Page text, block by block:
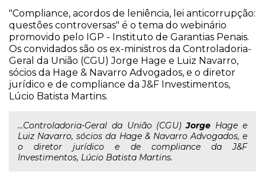
"Compliance, acordos de leniência, lei anticorrupção:
questões controversas" é o tema do webinário
promovido pelo IGP - Instituto de Garantias Penais.
Os convidados são os ex-ministros da Controladoria-
Geral da União (CGU) Jorge Hage e Luiz Navarro,
sócios da Hage & Navarro Advogados, e o diretor
jurídico e de compliance da J&F Investimentos,
Lúcio Batista Martins.
...Controladoria-Geral da União (CGU)Jorge Hage e
Luiz Navarro, sócios da Hage & Navarro Advogados, e
o diretor jurídico e de compliance da J&F
Investimentos, Lúcio Batista Martins.